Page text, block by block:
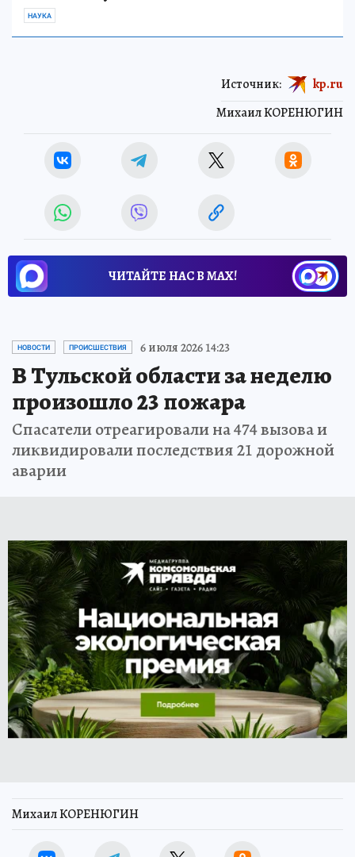
Над СССР военные натянули «сетку»для
Источник:
ЧИТАЙТЕ НАС В МАХ!
НОВОСТИ 6 июля 2026 14:23
В Тульской области за неделю
произошло 23 пожара
аварии